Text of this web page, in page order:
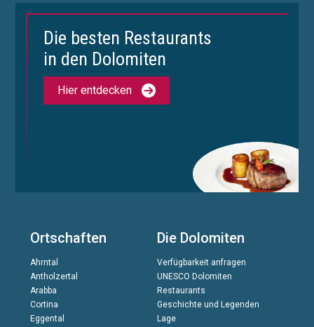
Die besten Restaurants
in den Dolomiten
Hier entdecken
Ortschaften
Ahrntal
Antholzertal
Arabba
Cortina
Eggental
Die Dolomiten
Verfügbarkeit anfragen
UNESCO Dolomiten
Restaurants
Geschichte und Legenden
Lage